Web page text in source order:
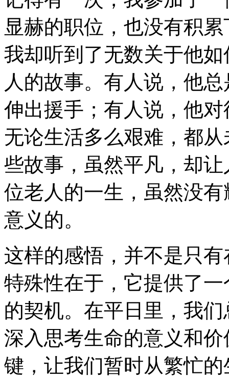
显赫的职位，也没有积
我却听到了无数关于他
人的故事。有人说，他
伸出援手；有人说，他
无论生活多么艰难，都
些故事，虽然平凡，却
位老人的一生，虽然没
意义的。
这样的感悟，并不是只
特殊性在于，它提供了
的契机。在平日里，我
深入思考生命的意义和
键，让我们暂时从繁忙